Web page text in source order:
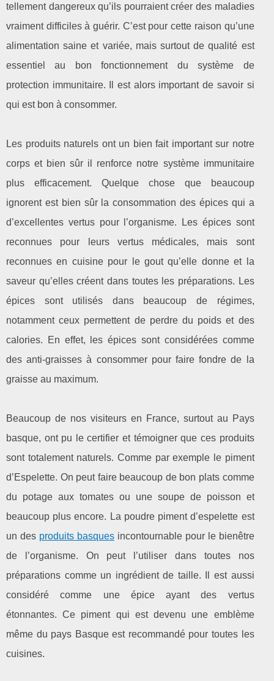
tellement dangereux qu’ils pourraient créer des maladies
vraiment difficiles à guérir. C’est pour cette raison qu’une
alimentation saine et variée, mais surtout de qualité est
essentiel au bon fonctionnement du système de
protection immunitaire. Il est alors important de savoir si
qui est bon à consommer.
Les produits naturels ont un bien fait important sur notre
corps et bien sûr il renforce notre système immunitaire
plus efficacement. Quelque chose que beaucoup
ignorent est bien sûr la consommation des épices qui a
d’excellentes vertus pour l’organisme. Les épices sont
reconnues pour leurs vertus médicales, mais sont
reconnues en cuisine pour le gout qu’elle donne et la
saveur qu’elles créent dans toutes les préparations. Les
épices sont utilisés dans beaucoup de régimes,
notamment ceux permettent de perdre du poids et des
calories. En effet, les épices sont considérées comme
des anti-graisses à consommer pour faire fondre de la
graisse au maximum.
Beaucoup de nos visiteurs en France, surtout au Pays
basque, ont pu le certifier et témoigner que ces produits
sont totalement naturels. Comme par exemple le piment
d’Espelette. On peut faire beaucoup de bon plats comme
du potage aux tomates ou une soupe de poisson et
beaucoup plus encore. La poudre piment d’espelette est
un des produits basquesincontournable pour le bienêtre
de l’organisme. On peut l’utiliser dans toutes nos
préparations comme un ingrédient de taille. Il est aussi
considéré comme une épice ayant des vertus
étonnantes. Ce piment qui est devenu une emblème
même du pays Basque est recommandé pour toutes les
cuisines.